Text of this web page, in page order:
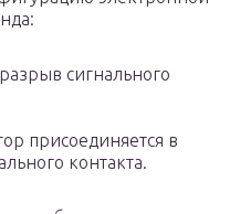
сигнального
присоединяется в
контакта.